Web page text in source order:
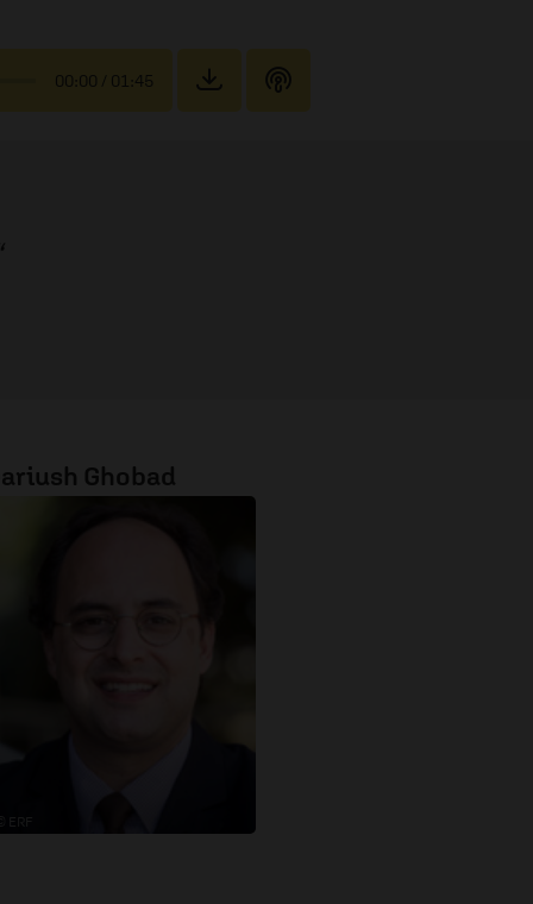
00:00 / 01:45
Ghobad